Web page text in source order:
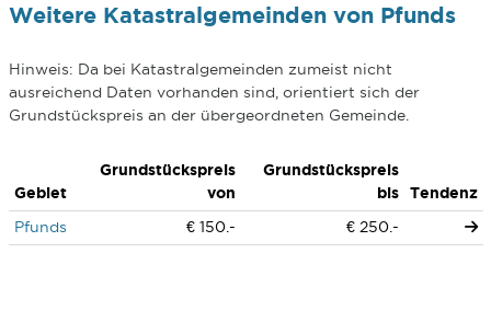
Weitere Katastralgemeinden von Pfunds
Hinweis: Da bei Katastralgemeinden zumeist nicht
ausreichend Daten vorhanden sind, orientiert sich der
Grundstückspreis an der übergeordneten Gemeinde.
Gebiet
Grundstückspreis
von
Grundstückspreis
bis
Tendenz
Pfunds
€ 150.- € 250.-